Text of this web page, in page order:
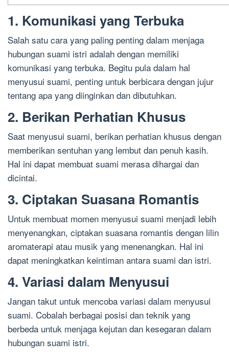
1. Komunikasi yang Terbuka
Salah satu cara yang paling penting dalam menjaga
hubungan suami istri adalah dengan memiliki
komunikasi yang terbuka. Begitu pula dalam hal
menyusui suami, penting untuk berbicara dengan jujur
tentang apa yang diinginkan dan dibutuhkan.
2. Berikan Perhatian Khusus
Saat menyusui suami, berikan perhatian khusus dengan
memberikan sentuhan yang lembut dan penuh kasih.
Hal ini dapat membuat suami merasa dihargai dan
dicintai.
3. Ciptakan Suasana Romantis
Untuk membuat momen menyusui suami menjadi lebih
menyenangkan, ciptakan suasana romantis dengan lilin
aromaterapi atau musik yang menenangkan. Hal ini
dapat meningkatkan keintiman antara suami dan istri.
4. Variasi dalam Menyusui
Jangan takut untuk mencoba variasi dalam menyusui
suami. Cobalah berbagai posisi dan teknik yang
berbeda untuk menjaga kejutan dan kesegaran dalam
hubungan suami istri.